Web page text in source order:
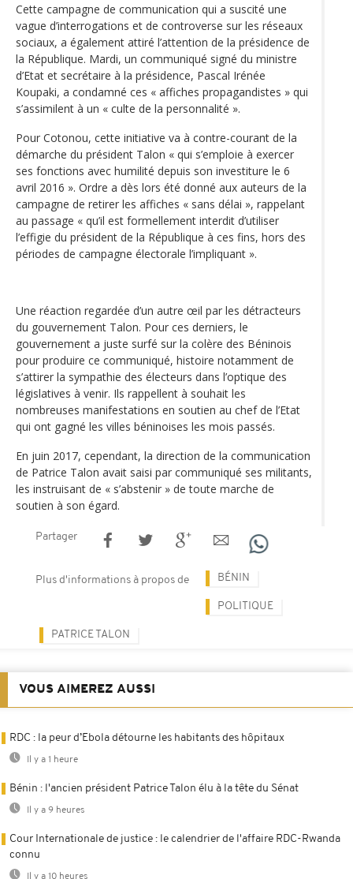
Cette campagne de communication qui a suscité une
vague d’interrogations et de controverse sur les réseaux
sociaux, a également attiré l’attention de la présidence de
la République. Mardi, un communiqué signé du ministre
d’Etat et secrétaire à la présidence, Pascal Irénée
Koupaki, a condamné ces « affiches propagandistes » qui
s’assimilent à un « culte de la personnalité ».
Pour Cotonou, cette initiative va à contre-courant de la
démarche du président Talon « qui s’emploie à exercer
ses fonctions avec humilité depuis son investiture le 6
avril 2016 ». Ordre a dès lors été donné aux auteurs de la
campagne de retirer les affiches « sans délai », rappelant
au passage « qu’il est formellement interdit d’utiliser
l’effigie du président de la République à ces fins, hors des
périodes de campagne électorale l’impliquant ».
Une réaction regardée d’un autre œil par les détracteurs
du gouvernement Talon. Pour ces derniers, le
gouvernement a juste surfé sur la colère des Béninois
pour produire ce communiqué, histoire notamment de
s’attirer la sympathie des électeurs dans l’optique des
législatives à venir. Ils rappellent à souhait les
nombreuses manifestations en soutien au chef de l’Etat
qui ont gagné les villes béninoises les mois passés.
En juin 2017, cependant, la direction de la communication
de Patrice Talon avait saisi par communiqué ses militants,
les instruisant de « s’abstenir » de toute marche de
soutien à son égard.
Partager
Plus d'informations à propos de BÉNIN
POLITIQUE
PATRICE TALON
VOUS AIMEREZ AUSSI
RDC : la peur d’Ebola détourne les habitants des hôpitaux
Il y a 1 heure
Bénin : l'ancien président Patrice Talon élu à la tête du Sénat
Il y a 9 heures
Cour Internationale de justice : le calendrier de l'affaire RDC-Rwanda
connu
Il y a 10 heures